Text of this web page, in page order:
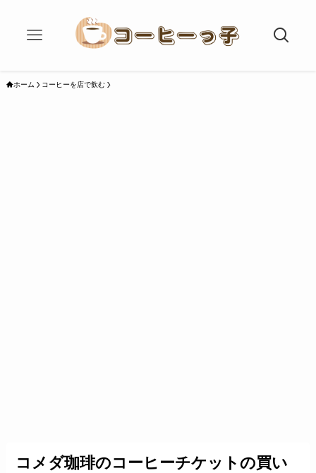
ホーム コーヒーを店で飲む
コメダ珈琲のコーヒーチケットの買い